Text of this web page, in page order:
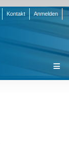
Kontakt Anmelden